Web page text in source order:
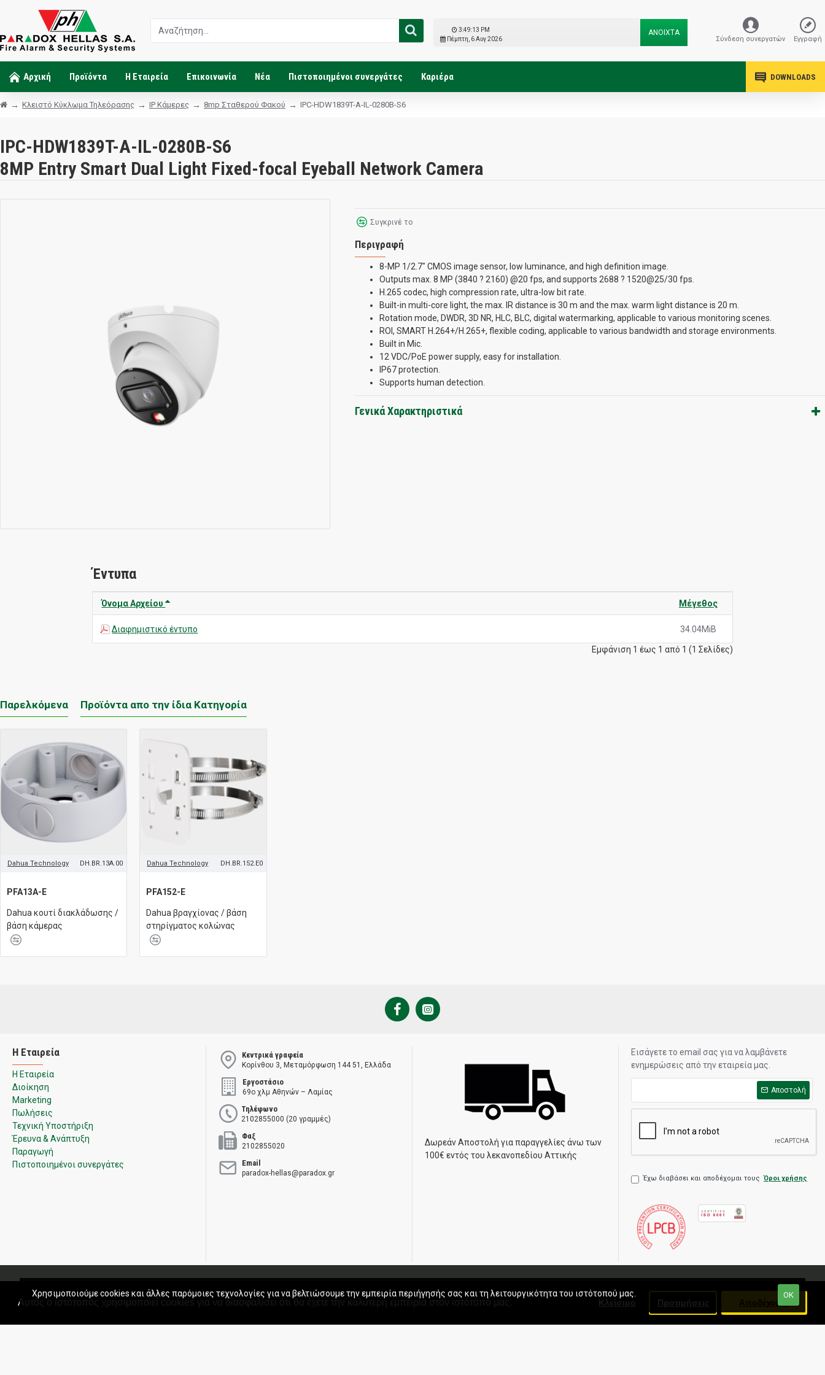
Αυτός ο ιστότοπος χρησιμοποιεί cookies για να διασφαλίσει ότι θα έχετε την καλύτερη εμπειρία στον ιστότοπό μας. Κλείσιμο Προτιμήσεις Αποδέχομαι
3:49:14 PM
Πέμπτη, 6 Αυγ 2026
ΑΝΟΙΧΤΑ
Σύνδεση συνεργατών Εγγραφή
Αρχική Προϊόντα Η Εταιρεία Επικοινωνία Νέα Πιστοποιημένοι συνεργάτες Καριέρα DOWNLOADS
Κλειστό Κύκλωμα Τηλεόρασης IP Κάμερες 8mp Σταθερού Φακού IPC-HDW1839T-A-IL-0280B-S6
IPC-HDW1839T-A-IL-0280B-S6
8MP Entry Smart Dual Light Fixed-focal Eyeball Network Camera
Συγκρινέ το
Περιγραφή
8-MP 1/2.7" CMOS image sensor, low luminance, and high definition image.
Outputs max. 8 MP (3840 ? 2160) @20 fps, and supports 2688 ? 1520@25/30 fps.
H.265 codec, high compression rate, ultra-low bit rate.
Built-in multi-core light, the max. IR distance is 30 m and the max. warm light distance is 20 m.
Rotation mode, DWDR, 3D NR, HLC, BLC, digital watermarking, applicable to various monitoring scenes.
ROI, SMART H.264+/H.265+, flexible coding, applicable to various bandwidth and storage environments.
Built in Mic.
12 VDC/PoE power supply, easy for installation.
IP67 protection.
Supports human detection.
Γενικά Χαρακτηριστικά
Έντυπα
Όνομα Αρχείου Μέγεθος
Διαφημιστικό έντυπο 34.04MiB
Εμφάνιση 1 έως 1 από 1 (1 Σελίδες)
Παρελκόμενα Προϊόντα απο την ίδια Κατηγορία
Dahua Technology DH.BR.13A.00
PFA13A-E
Dahua κουτί διακλάδωσης /
βάση κάμερας
Dahua Technology DH.BR.152.E0
PFA152-E
Dahua βραγχίονας / βάση
στηρίγματος κολώνας
Η Εταιρεία
Η Εταιρεία
Διοίκηση
Marketing
Πωλήσεις
Τεχνική Υποστήριξη
Έρευνα & Ανάπτυξη
Παραγωγή
Πιστοποιημένοι συνεργάτες
Κεντρικά γραφεία
Κορίνθου 3, Μεταμόρφωση 144 51, Ελλάδα
Εργοστάσιο
69ο χλμ Αθηνών – Λαμίας
Τηλέφωνο
2102855000 (20 γραμμές)
Φαξ
2102855020
Email
paradox-hellas@paradox.gr
Δωρεάν Αποστολή για παραγγελίες άνω των
100€ εντός του λεκανοπεδίου Αττικής
Εισάγετε το email σας για να λαμβάνετε
ενημερώσεις από την εταιρεία μας.
Αποστολή
Έχω διαβάσει και αποδέχομαι τους Όροι χρήσης
Πολιτική Ποιότητας Όροι χρήσης Πολιτική Πωλήσεων
Εγγύηση
Copyright © 2020 Paradox Hellas S.A. All rights reserved.
ΟΚ
Χρησιμοποιούμε cookies και άλλες παρόμοιες τεχνολογίες για να βελτιώσουμε την εμπειρία περιήγησής σας και τη λειτουργικότητα του ιστότοπού μας.